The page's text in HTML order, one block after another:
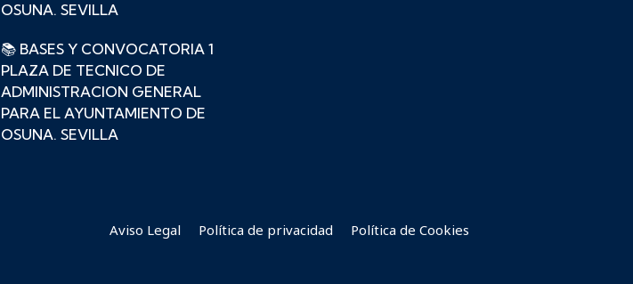
OSUNA. SEVILLA
📚 BASES Y CONVOCATORIA 1
PLAZA DE TECNICO DE
ADMINISTRACION GENERAL
PARA EL AYUNTAMIENTO DE
OSUNA. SEVILLA
Aviso Legal Política de privacidad Política de Cookies